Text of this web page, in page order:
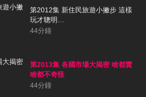
第2012集 新住民旅遊小撇步 這樣
玩才聰明…
44分鐘
第2013集 各國市場大揭密 啥都賣
啥都不奇怪
44分鐘